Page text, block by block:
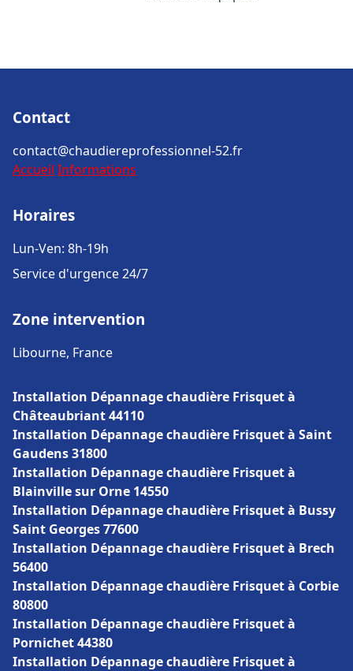
Contact
contact@chaudiereprofessionnel-52.fr
Accueil Informations
Horaires
Lun-Ven: 8h-19h
Service d'urgence 24/7
Zone intervention
Libourne, France
Installation Dépannage chaudière Frisquet à
Châteaubriant 44110
Installation Dépannage chaudière Frisquet à Saint
Gaudens 31800
Installation Dépannage chaudière Frisquet à
Blainville sur Orne 14550
Installation Dépannage chaudière Frisquet à Bussy
Saint Georges 77600
Installation Dépannage chaudière Frisquet à Brech
56400
Installation Dépannage chaudière Frisquet à Corbie
80800
Installation Dépannage chaudière Frisquet à
Pornichet 44380
Installation Dépannage chaudière Frisquet à